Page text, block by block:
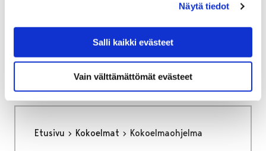
Näytä tiedot
Salli kaikki evästeet
Vain välttämättömät evästeet
Työpajoja - innostavaa
tekemistä
Etusivu Kokoelmat Kokoelmaohjelma